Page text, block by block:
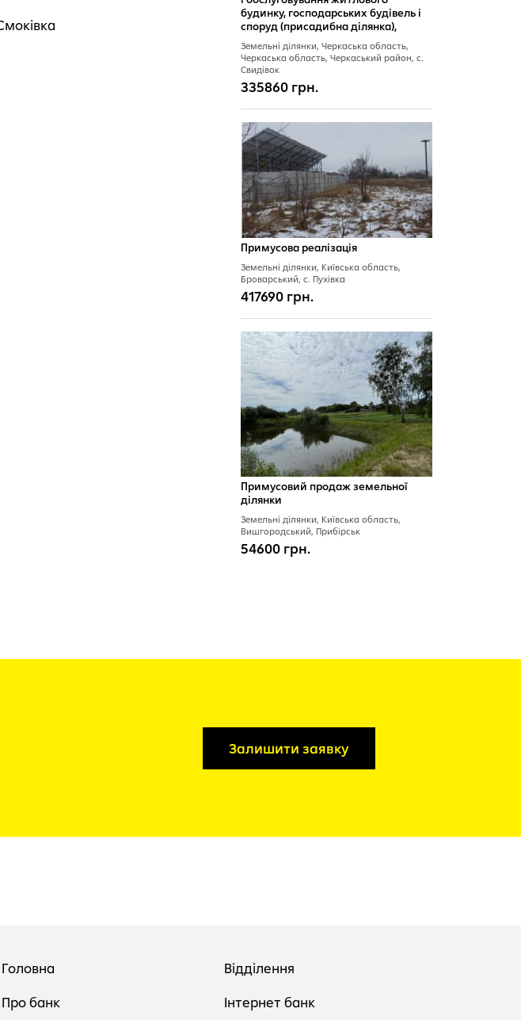
будинку, господарських будівель і
споруд (присадибна ділянка),
Земельні ділянки, Черкаська область,
Черкаська область, Черкаський район, с.
Свидівок
335860 грн.
Примусова реалізація
Земельні ділянки, Київська область,
Броварський, с. Пухівка
417690 грн.
Примусовий продаж земельної
ділянки
Земельні ділянки, Київська область,
Вишгородський, Прибірськ
54600 грн.
Залишити заявку
Головна
Про банк
Відділення
Інтернет банк